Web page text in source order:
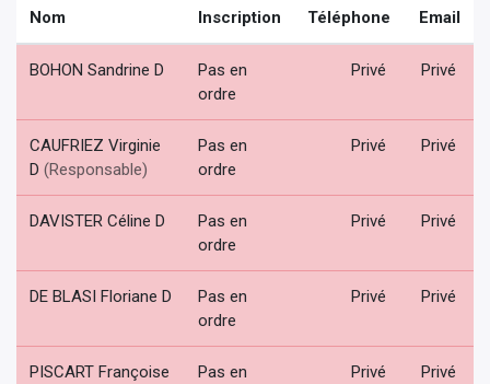
Nom Inscription Téléphone Email
BOHON Sandrine D
Pas en
ordre
Privé Privé
CAUFRIEZ Virginie
D (Responsable)
Pas en
ordre
Privé Privé
DAVISTER Céline D
Pas en
ordre
Privé Privé
DE BLASI Floriane D
Pas en
ordre
Privé Privé
PISCART Françoise
Pas en
Privé Privé